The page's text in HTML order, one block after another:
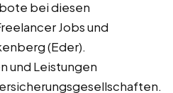
bei diesen
Jobs und
(Eder).
und Leistungen